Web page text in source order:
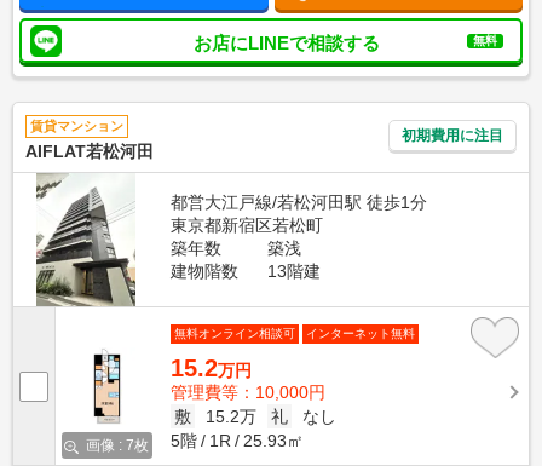
お店にLINEで相談する 無料
賃貸マンション
AIFLAT若松河田
初期費用に注目
都営大江戸線/若松河田駅 徒歩1分
東京都新宿区若松町
築年数
築浅
建物階数
13階建
画像 : 7枚
無料オンライン相談可 インターネット無料
15.2万円
管理費等：10,000円
敷
15.2万 礼
なし
5階
1R 25.93㎡